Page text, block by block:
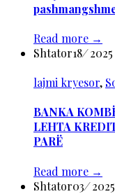
Read more →
Shtator18/2025
lajmi kryesor,
BANKA
LEHTA
PARË
Read more →
Shtator03/2025